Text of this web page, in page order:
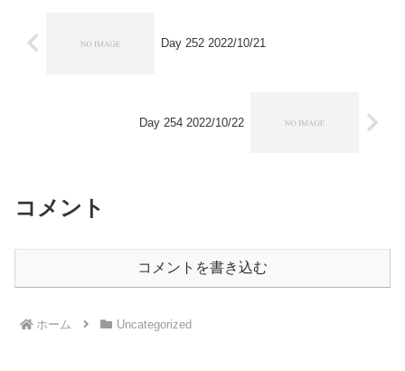
Day 252 2022/10/21
Day 254 2022/10/22
コメント
コメントを書き込む
ホーム Uncategorized